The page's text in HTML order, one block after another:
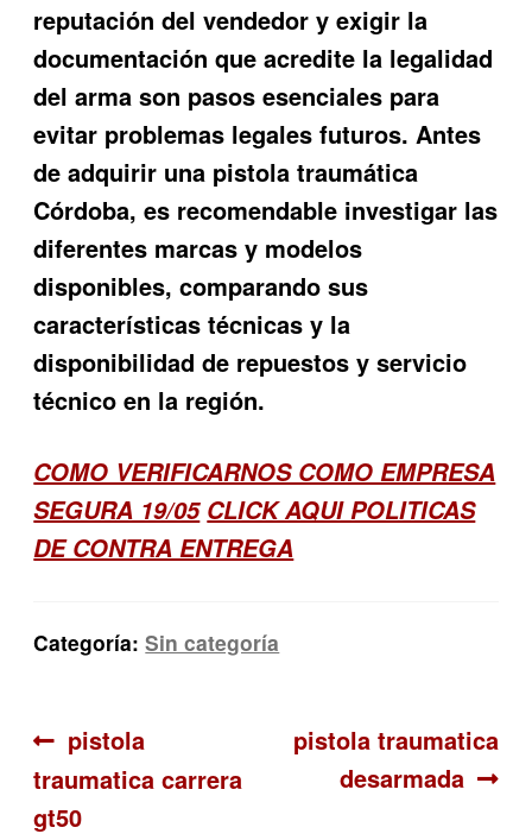
reputación del vendedor y exigir la
documentación que acredite la legalidad
del arma son pasos esenciales para
evitar problemas legales futuros. Antes
de adquirir una pistola traumática
Córdoba, es recomendable investigar las
diferentes marcas y modelos
disponibles, comparando sus
características técnicas y la
disponibilidad de repuestos y servicio
técnico en la región.
COMO VERIFICARNOS COMO EMPRESA
SEGURA 19/05 CLICK AQUI POLITICAS
DE CONTRA ENTREGA
Categoría:Sin categoría
Navegación
de
Anterior:
pistola
traumatica carrera
gt50
Siguiente:
pistola traumatica
desarmada